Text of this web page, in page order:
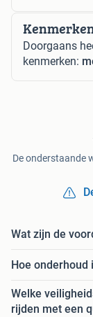
Doorgaans
kenmerken:
De onderstaande
Wat zijn de
Hoe onderhoud
Welke
rijden met een